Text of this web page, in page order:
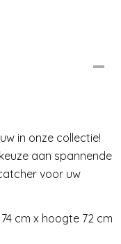
in onze collectie!
aan spannende
voor uw
cm x hoogte 72 cm